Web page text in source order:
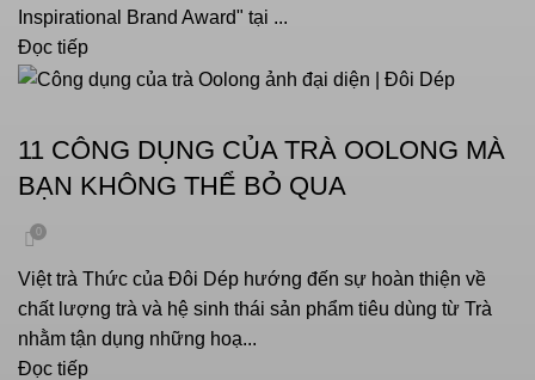
Inspirational Brand Award" tại ...
Đọc tiếp
11 CÔNG DỤNG CỦA TRÀ OOLONG MÀ
BẠN KHÔNG THỂ BỎ QUA
0
Việt trà Thức của Đôi Dép hướng đến sự hoàn thiện về
chất lượng trà và hệ sinh thái sản phẩm tiêu dùng từ Trà
nhằm tận dụng những hoạ...
Đọc tiếp